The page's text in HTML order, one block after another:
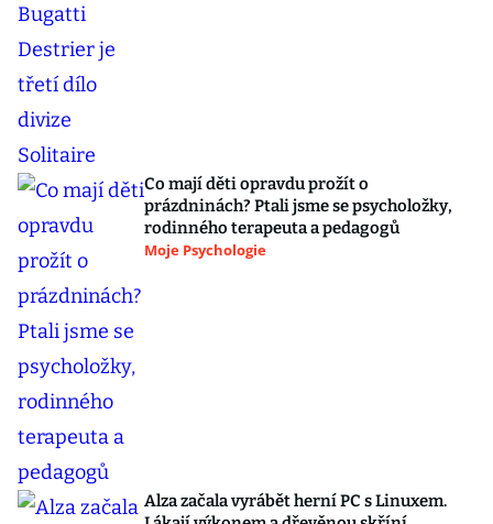
Co mají děti opravdu prožít o
prázdninách? Ptali jsme se psycholožky,
rodinného terapeuta a pedagogů
Moje Psychologie
Alza začala vyrábět herní PC s Linuxem.